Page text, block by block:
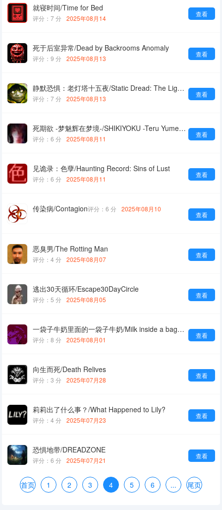
就寝时间/Time for Bed
查看
评分：7 分 2025年08月14
死于后室异常/Dead by Backrooms Anomaly
查看
评分：9 分 2025年08月13
静默恐惧：老灯塔十五夜/Static Dread: The Lighthouse
查看
评分：7 分 2025年08月13
死期欲 -梦魅辉在梦境-/SHIKIYOKU -Teru Yumemi in the Nightmare-
查看
评分：6 分 2025年08月11
见诡录：色孽/Haunting Record: Sins of Lust
查看
评分：6 分 2025年08月11
传染病/Contagion
查看
评分：6 分 2025年08月10
恶臭男/The Rotting Man
查看
评分：4 分 2025年08月07
逃出30天循环/Escape30DayCircle
查看
评分：5 分 2025年08月05
一袋子牛奶里面的一袋子牛奶/Milk inside a bag of milk inside a bag of milk
查看
评分：8 分 2025年08月01
向生而死/Death Relives
查看
评分：3 分 2025年07月28
莉莉出了什么事？/What Happened to Lily?
查看
评分：4 分 2025年07月23
恐惧地带/DREADZONE
查看
评分：6 分 2025年07月21
首页 1 2 3 4 5 6 ... 尾页